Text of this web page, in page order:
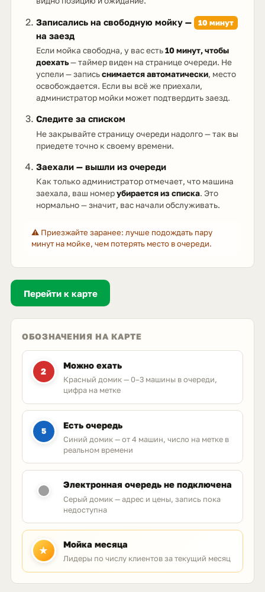
Записались на свободную мойку — 10 минут
на заезд
Если мойка свободна, у вас есть10 минут, чтобы
доехать— таймер виден на странице очереди. Не
успели — записьснимается автоматически, место
освобождается. Если вы всё же приехали,
администратор мойки может подтвердить заезд.
Следите за списком
Не закрывайте страницу очереди надолго — так вы
приедете точно к своему времени.
Заехали — вышли из очереди
Как только администратор отмечает, что машина
заехала, ваш номерубирается из списка. Это
нормально — значит, вас начали обслуживать.
⚠️ Приезжайте заранее: лучше подождать пару
минут на мойке, чем потерять место в очереди.
Перейти к карте
ОБОЗНАЧЕНИЯ НА КАРТЕ
2
Можно ехать
Красный домик — 0–3 машины в очереди,
цифра на метке
5
Есть очередь
Синий домик — от 4 машин, число на метке в
реальном времени
Электронная очередь не подключена
Серый домик — адрес и цены, запись пока
недоступна
★
Мойка месяца
Лидеры по числу клиентов за текущий месяц